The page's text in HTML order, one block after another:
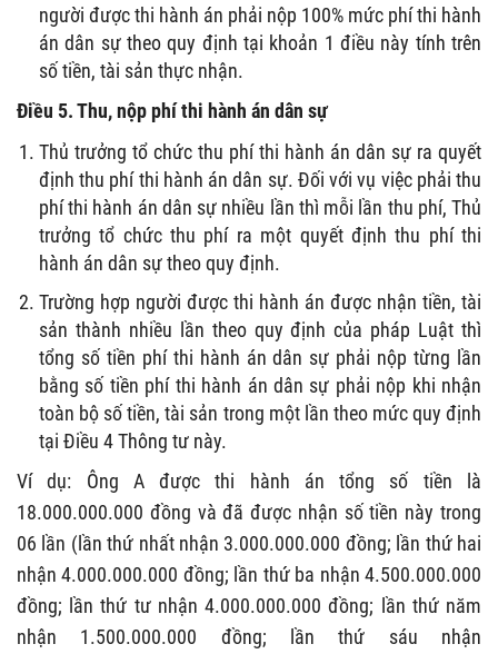
người được thi hành án phải nộp 100% mức phí thi hành
án dân sự theo quy định tại khoản 1 điều này tính trên
số tiền, tài sản thực nhận.
Điều 5. Thu, nộp phí thi hành án dân sự
Thủ trưởng tổ chức thu phí thi hành án dân sự ra quyết
định thu phí thi hành án dân sự. Đối với vụ việc phải thu
phí thi hành án dân sự nhiều lần thì mỗi lần thu phí, Thủ
trưởng tổ chức thu phí ra một quyết định thu phí thi
hành án dân sự theo quy định.
Trường hợp người được thi hành án được nhận tiền, tài
sản thành nhiều lần theo quy định của pháp Luật thì
tổng số tiền phí thi hành án dân sự phải nộp từng lần
bằng số tiền phí thi hành án dân sự phải nộp khi nhận
toàn bộ số tiền, tài sản trong một lần theo mức quy định
tại Điều 4 Thông tư này.
Ví dụ: Ông A được thi hành án tổng số tiền là
18.000.000.000 đồng và đã được nhận số tiền này trong
06 lần (lần thứ nhất nhận 3.000.000.000 đồng; lần thứ hai
nhận 4.000.000.000 đồng; lần thứ ba nhận 4.500.000.000
đồng; lần thứ tư nhận 4.000.000.000 đồng; lần thứ năm
nhận 1.500.000.000 đồng; lần thứ sáu nhận